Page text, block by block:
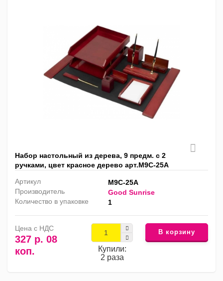
Набор настольный из дерева, 9 предм. с 2
ручками, цвет красное дерево арт.M9C-25A
Артикул
M9C-25A
Производитель
Good Sunrise
Количество в упаковке
1
Цена с НДС
327 р. 08
коп.
Купили:
2 раза
В корзину